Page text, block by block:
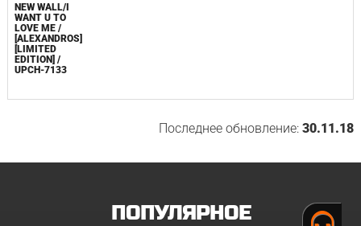
NEW WALL/I
WANT U TO
LOVE ME /
[ALEXANDROS]
[LIMITED
EDITION] /
UPCH-7133
Последнее обновление:30.11.18
ПОПУЛЯРНОЕ